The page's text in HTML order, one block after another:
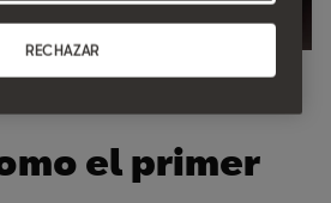
el primer
RECHAZAR